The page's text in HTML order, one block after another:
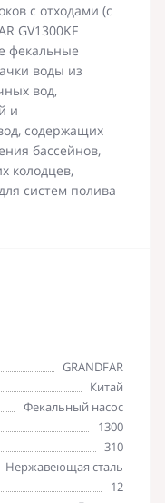
с отходами (с
GV1300KF
фекальные
воды из
вод,
и
содержащих
бассейнов,
колодцев,
систем полива
GRANDFAR
Китай
Фекальный насос
1300
310
Нержавеющая сталь
12